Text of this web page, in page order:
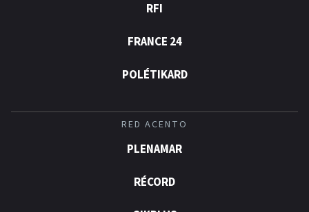
RFI
FRANCE 24
POLÉTIKARD
RED ACENTO
PLENAMAR
RÉCORD